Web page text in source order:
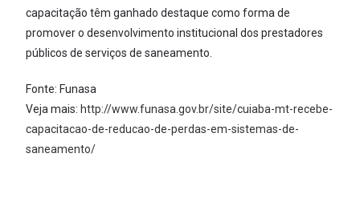
capacitação têm ganhado destaque como forma de
promover o desenvolvimento institucional dos prestadores
públicos de serviços de saneamento.
Fonte: Funasa
Veja mais: http://www.funasa.gov.br/site/cuiaba-mt-recebe-
capacitacao-de-reducao-de-perdas-em-sistemas-de-
saneamento/